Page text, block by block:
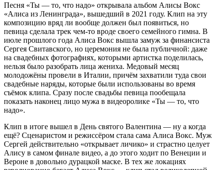
Песня «Ты — то, что надо» открывала альбом Алисы Вокс
«Алиса из Ленинграда», вышедший в 2021 году. Клип на эту
композицию вряд ли вообще должен был появиться, но
певица сделала трек чем-то вроде своего семейного гимна. В
июле прошлого года Алиса Вокс вышла замуж за финансиста
Сергея Свитавского, но церемония не была публичной: даже
на свадебных фотографиях, которыми артистка поделилась,
нельзя было разобрать лица жениха. Медовый месяц
молодожёны провели в Италии, причём захватили туда свои
свадебные наряды, которые были использованы во время
съёмок клипа. Сразу после свадьбы певица пообещала
показать наконец лицо мужа в видеоролике «Ты — то, что
надо».
Клип в итоге вышел в День святого Валентина — ну а когда
ещё? Сценаристом и режиссёром стала сама Алиса Вокс. Муж
Сергей действительно «открывает личико» и страстно целует
Алису в самом финале видео, а до этого ходит по Венеции и
Вероне в довольно дурацкой маске. В тех же локациях